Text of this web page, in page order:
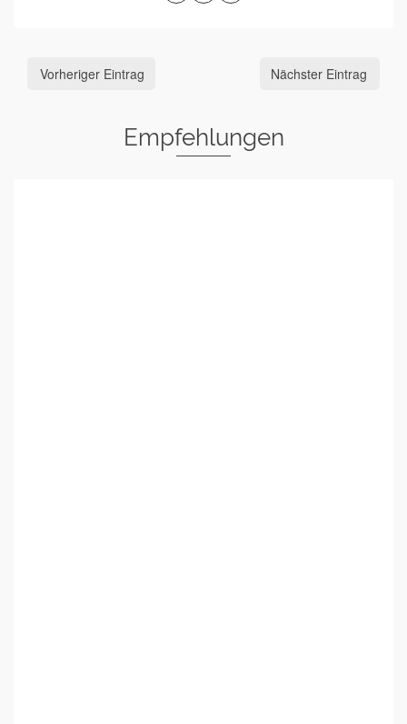
Vorheriger Eintrag Nächster Eintrag
Empfehlungen